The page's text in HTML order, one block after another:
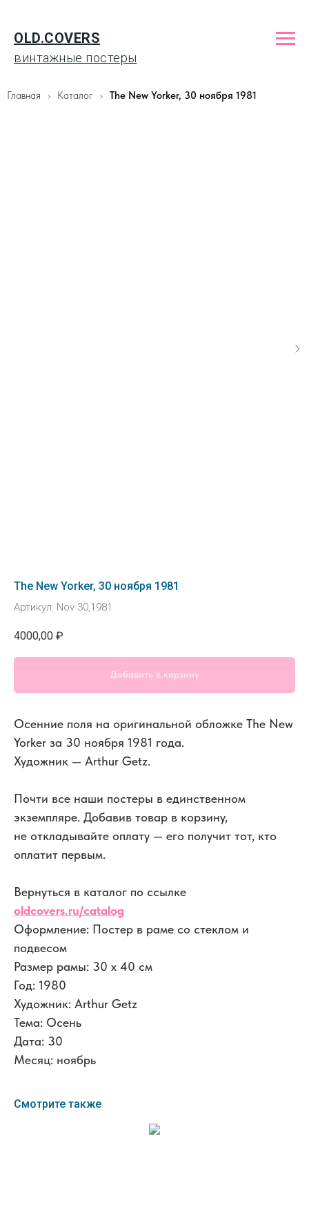
OLD.COVERS
винтажные постеры
Главная Каталог The New Yorker, 30 ноября 1981
The New Yorker, 30 ноября 1981
Артикул: Nov 30,1981
4000,00 ₽
Добавить в корзину
Осенние поля на оригинальной обложке The New
Yorker за 30 ноября 1981 года.
Художник — Arthur Getz.
Почти все наши постеры в единственном
экземпляре. Добавив товар в корзину,
не откладывайте оплату — его получит тот, кто
оплатит первым.
Вернуться в каталог по ссылке
oldcovers.ru/catalog
Оформление: Постер в раме со стеклом и
подвесом
Размер рамы: 30 x 40 см
Год: 1980
Художник: Arthur Getz
Тема: Осень
Дата: 30
Месяц: ноябрь
Смотрите также